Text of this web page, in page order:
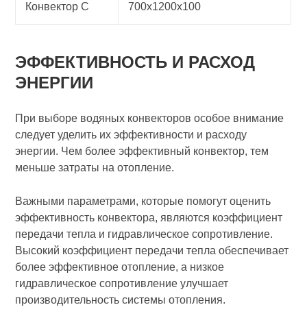
Конвектор C 700х1200х100
ЭФФЕКТИВНОСТЬ И РАСХОД
ЭНЕРГИИ
При выборе водяных конвекторов особое внимание
следует уделить их эффективности и расходу
энергии. Чем более эффективный конвектор, тем
меньше затраты на отопление.
Важными параметрами, которые помогут оценить
эффективность конвектора, являются коэффициент
передачи тепла и гидравлическое сопротивление.
Высокий коэффициент передачи тепла обеспечивает
более эффективное отопление, а низкое
гидравлическое сопротивление улучшает
производительность системы отопления.